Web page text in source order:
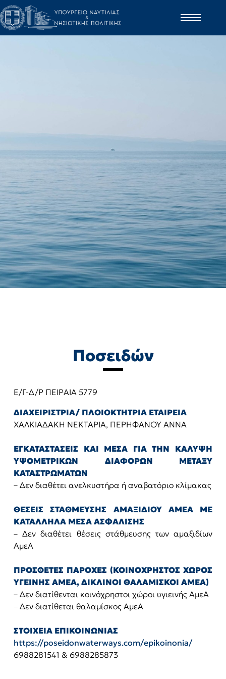
Ποσειδών
Ε/Γ-Δ/Ρ ΠΕΙΡΑΙΑ 5779
ΔΙΑΧΕΙΡΙΣΤΡΙΑ/ ΠΛΟΙΟΚΤΗΤΡΙΑ ΕΤΑΙΡΕΙΑ
ΧΑΛΚΙΑΔΑΚΗ ΝΕΚΤΑΡΙΑ, ΠΕΡΗΦΑΝΟΥ ΑΝΝΑ
ΕΓΚΑΤΑΣΤΑΣΕΙΣ ΚΑΙ ΜΕΣΑ ΓΙΑ ΤΗΝ ΚΑΛΥΨΗ
ΥΨΟΜΕΤΡΙΚΩΝ ΔΙΑΦΟΡΩΝ ΜΕΤΑΞΥ
ΚΑΤΑΣΤΡΩΜΑΤΩΝ
– Δεν διαθέτει ανελκυστήρα ή αναβατόριο κλίμακας
ΘΕΣΕΙΣ ΣΤΑΘΜΕΥΣΗΣ ΑΜΑΞΙΔΙΟΥ ΑΜΕΑ ΜΕ
ΚΑΤΑΛΛΗΛΑ ΜΕΣΑ ΑΣΦΑΛΙΣΗΣ
– Δεν διαθέτει θέσεις στάθμευσης των αμαξιδίων
ΑμεΑ
ΠΡΟΣΘΕΤΕΣ ΠΑΡΟΧΕΣ (ΚΟΙΝΟΧΡΗΣΤΟΣ ΧΩΡΟΣ
ΥΓΕΙΝΗΣ ΑΜΕΑ, ΔΙΚΛΙΝΟΙ ΘΑΛΑΜΙΣΚΟΙ ΑΜΕΑ)
– Δεν διατίθενται κοινόχρηστοι χώροι υγιεινής ΑμεΑ
– Δεν διατίθεται θαλαμίσκος ΑμεΑ
ΣΤΟΙΧΕΙΑ ΕΠΙΚΟΙΝΩΝΙΑΣ
https://poseidonwaterways.com/epikoinonia/
6988281541 & 6988285873